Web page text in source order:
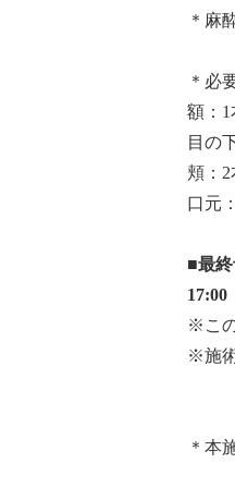
＊麻
＊必
額：1
目の
頬：2
口元
■最終
17:00
※こ
※施
＊本